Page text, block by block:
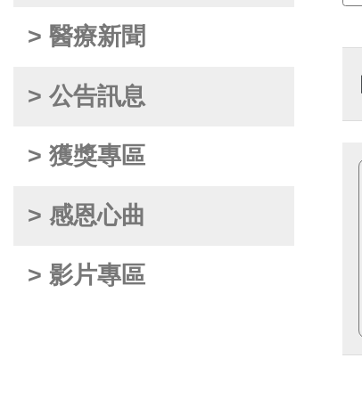
> 醫療新聞
> 公告訊息
> 獲獎專區
> 感恩心曲
> 影片專區